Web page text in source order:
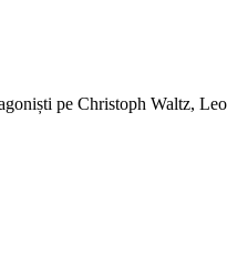
pe Christoph Waltz,